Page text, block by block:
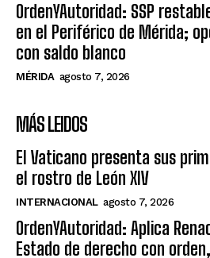
OrdenYAutoridad: SSP
en el Periférico de Mérida;
con saldo blanco
MÉRIDA agosto 7, 2026
MÁS LEIDOS
El Vaticano presenta sus
el rostro de León XIV
INTERNACIONAL agosto 7, 2026
OrdenYAutoridad: Aplica
Estado de derecho con